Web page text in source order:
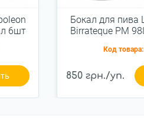
6шт
Бокал для пива
Birrateque PM
Код товара:
850 грн./уп.